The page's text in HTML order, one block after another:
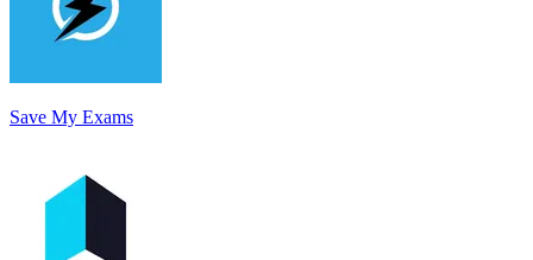
Save My Exams